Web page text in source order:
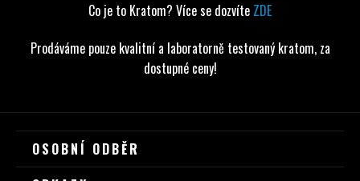
Co je to Kratom? Více se dozvíte ZDE
Prodáváme pouze kvalitní a laboratorně testovaný kratom, za
dostupné ceny!
OSOBNÍ ODBĚR